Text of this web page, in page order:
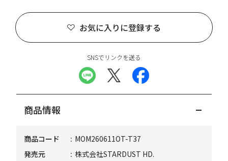
お気に入りに登録する
SNSでリンクを送る
商品情報
商品コード
MOM260611OT-T37
発売元
株式会社STARDUST HD.